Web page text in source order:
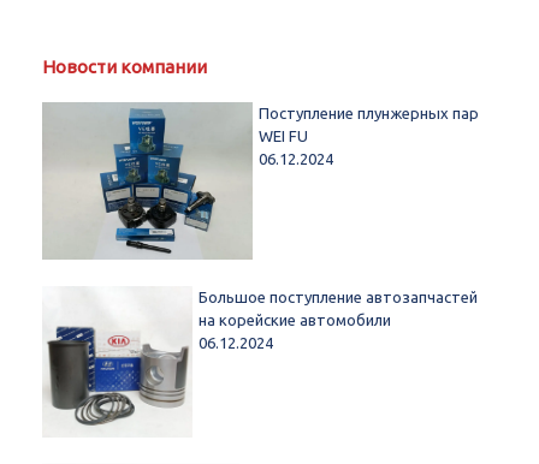
Новости компании
Поступление плунжерных пар
WEI FU
06.12.2024
Большое поступление автозапчастей
на корейские автомобили
06.12.2024